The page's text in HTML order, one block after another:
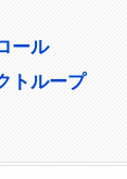
ール
トループ